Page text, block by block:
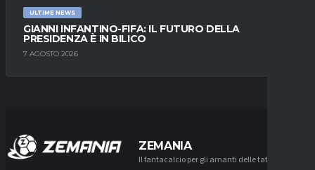
ULTIME NEWS
GIANNI INFANTINO-FIFA: IL FUTURO DELLA
PRESIDENZA È IN BILICO
7 AGOSTO 2026
ZEMANIA
Il fantacalcio per gli amanti delle tattiche